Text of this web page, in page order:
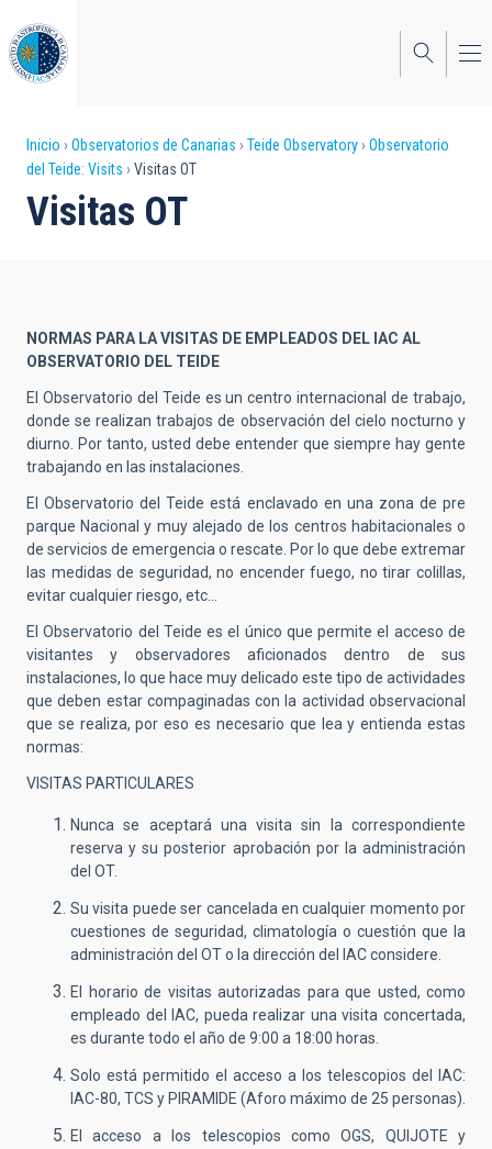
al
contenido
principal
Sobrescribir
enlaces
de
la
navegación
Inicio Observatorios de Canarias Teide Observatory
Observatorio
del Teide: Visits
Visitas OT
Visitas OT
NORMAS PARA LA VISITAS DE EMPLEADOS DEL IAC AL
OBSERVATORIO DEL TEIDE
El Observatorio del Teide es un centro internacional de trabajo,
donde se realizan trabajos de observación del cielo nocturno y
diurno. Por tanto, usted debe entender que siempre hay gente
trabajando en las instalaciones.
El Observatorio del Teide está enclavado en una zona de pre
parque Nacional y muy alejado de los centros habitacionales o
de servicios de emergencia o rescate. Por lo que debe extremar
las medidas de seguridad, no encender fuego, no tirar colillas,
evitar cualquier riesgo, etc...
El Observatorio del Teide es el único que permite el acceso de
visitantes y observadores aficionados dentro de sus
instalaciones, lo que hace muy delicado este tipo de actividades
que deben estar compaginadas con la actividad observacional
que se realiza, por eso es necesario que lea y entienda estas
normas:
VISITAS PARTICULARES
Nunca se aceptará una visita sin la correspondiente
reserva y su posterior aprobación por la administración
del OT.
Su visita puede ser cancelada en cualquier momento por
cuestiones de seguridad, climatología o cuestión que la
administración del OT o la dirección del IAC considere.
El horario de visitas autorizadas para que usted, como
empleado del IAC, pueda realizar una visita concertada,
es durante todo el año de 9:00 a 18:00 horas.
Solo está permitido el acceso a los telescopios del IAC:
IAC-80, TCS y PIRAMIDE (Aforo máximo de 25 personas).
El acceso a los telescopios como OGS, QUIJOTE y